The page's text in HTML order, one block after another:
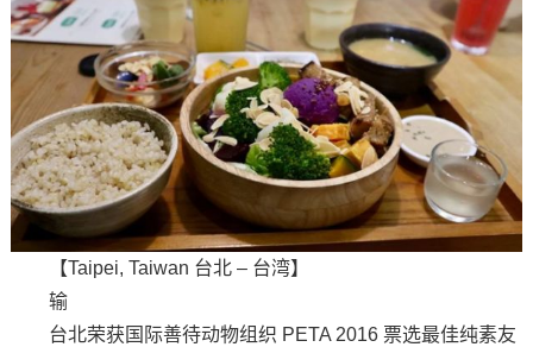
【Taipei, Taiwan 台北 – 台湾】
输
台北荣获国际善待动物组织 PETA 2016 票选最佳纯素友